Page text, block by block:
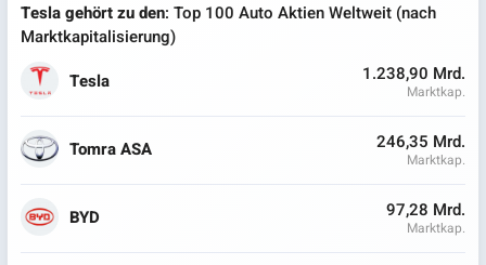
Tesla gehört zu den: Top 100 Auto Aktien Weltweit (nach
Marktkapitalisierung)
Tesla
1.238,90 Mrd.
Marktkap.
Tomra ASA 246,35 Mrd.
Marktkap.
BYD 97,28 Mrd.
Marktkap.